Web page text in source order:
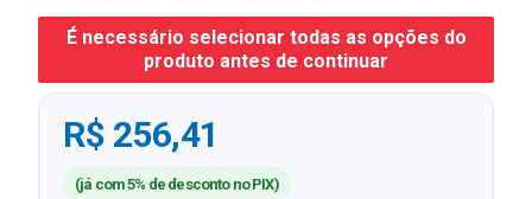
É necessário selecionar todas as opções do
produto antes de continuar
R$ 256,41
(já com 5% de desconto no PIX)